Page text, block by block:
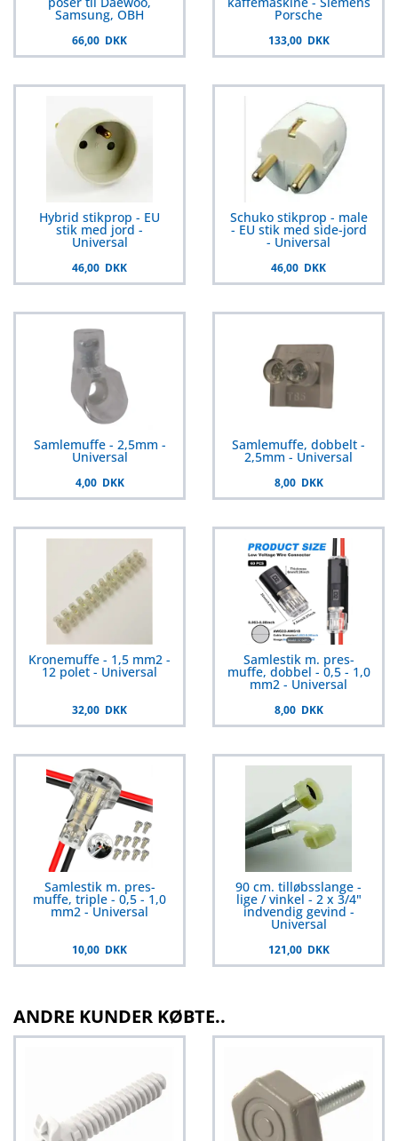
Samsung, OBH
66,00 DKK
Porsche
133,00 DKK
Hybrid stikprop - EU
stik med jord -
Universal
46,00 DKK
Schuko stikprop - male
- EU stik med side-jord
- Universal
46,00 DKK
Samlemuffe - 2,5mm -
Universal
4,00 DKK
Samlemuffe, dobbelt -
2,5mm - Universal
8,00 DKK
Kronemuffe - 1,5 mm2 -
12 polet - Universal
32,00 DKK
Samlestik m. pres-
muffe, dobbel - 0,5 - 1,0
mm2 - Universal
8,00 DKK
Samlestik m. pres-
muffe, triple - 0,5 - 1,0
mm2 - Universal
10,00 DKK
90 cm. tilløbsslange -
lige / vinkel - 2 x 3/4"
indvendig gevind -
Universal
121,00 DKK
ANDRE KUNDER KØBTE..